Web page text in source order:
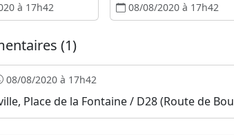
à 17h42
08/08/2020 à 17h42
(1)
08/08/2020 à 17h42
Place de la Fontaine / D28 (Route de